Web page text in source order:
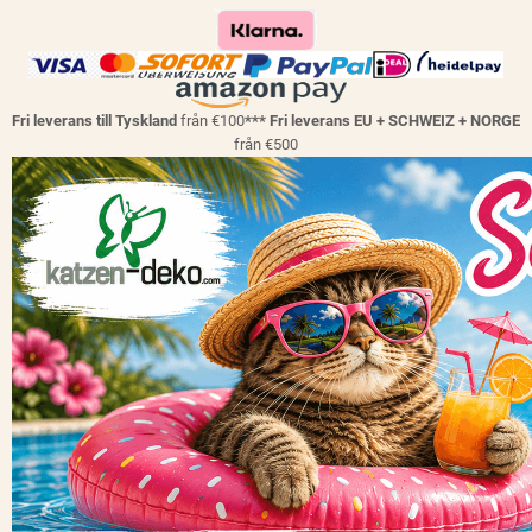
Fri leverans till Tyskland från €100*** Fri leverans EU + SCHWEIZ + NORGE
från €500